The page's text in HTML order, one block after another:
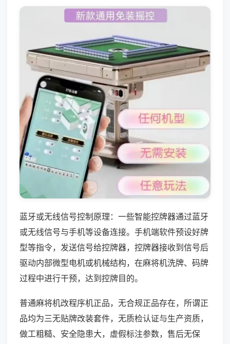
蓝牙或无线信号控制原理：一些智能控牌器通过蓝牙
或无线信号与手机等设备连接。手机端软件预设好牌
型等指令，发送信号给控牌器，控牌器接收到信号后
驱动内部微型电机或机械结构，在麻将机洗牌、码牌
过程中进行干预，达到控牌目的。
普通麻将机改程序机正品，无合规正品存在，所谓正
品均为三无贴牌改装套件，无质检认证与生产资质，
做工粗糙、安全隐患大，虚假标注参数，售后无保